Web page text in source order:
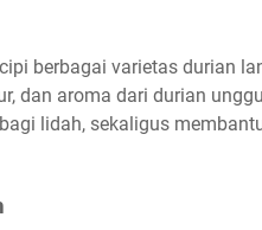
berbagai varietas durian
dan aroma dari durian
lidah, sekaligus